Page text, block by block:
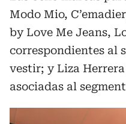
Modo Mio,
by Love Me Jeans,
correspondientes al
vestir; y Liza
asociadas al